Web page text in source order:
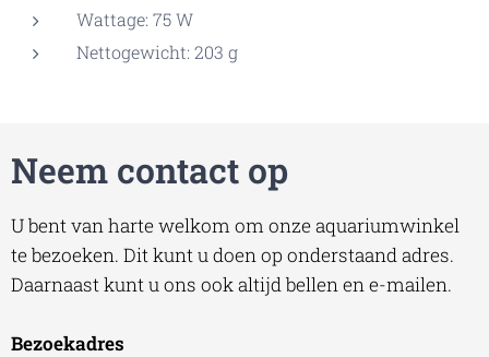
Wattage: 75 W
Nettogewicht: 203 g
Neem contact op
U bent van harte welkom om onze aquariumwinkel
te bezoeken. Dit kunt u doen op onderstaand adres.
Daarnaast kunt u ons ook altijd bellen en e-mailen.
Bezoekadres